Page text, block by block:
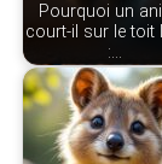
Pourquoi un
court-il sur le toit
:…